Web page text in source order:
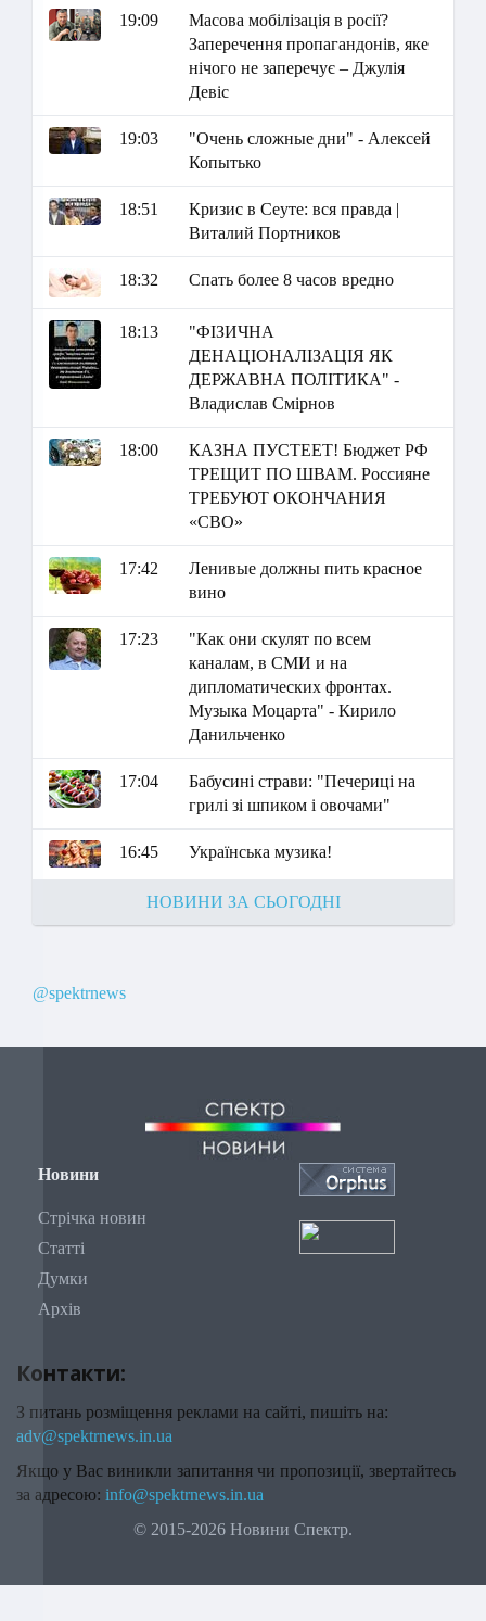
19:09
Масова мобілізація в росії?
Заперечення пропагандонів, яке
нічого не заперечує – Джулія
Девіс
19:03
"Очень сложные дни" - Алексей
Копытько
18:51
Кризис в Сеуте: вся правда |
Виталий Портников
18:32 Спать более 8 часов вредно
18:13
"ФІЗИЧНА
ДЕНАЦІОНАЛІЗАЦІЯ ЯК
ДЕРЖАВНА ПОЛІТИКА" -
Владислав Смірнов
18:00
КАЗНА ПУСТЕЕТ! Бюджет РФ
ТРЕЩИТ ПО ШВАМ. Россияне
ТРЕБУЮТ ОКОНЧАНИЯ
«СВО»
17:42
Ленивые должны пить красное
вино
17:23
"Как они скулят по всем
каналам, в СМИ и на
дипломатических фронтах.
Музыка Моцарта" - Кирило
Данильченко
17:04
Бабусині страви: "Печериці на
грилі зі шпиком і овочами"
16:45 Українська музика!
НОВИНИ ЗА СЬОГОДНІ
@spektrnews
Новини
Стрічка новин
Статті
Думки
Архів
Контакти:
З питань розміщення реклами на сайті, пишіть на:
adv@spektrnews.in.ua
Якщо у Вас виникли запитання чи пропозиції, звертайтесь
за адресою: info@spektrnews.in.ua
© 2015-2026 Новини Спектр.